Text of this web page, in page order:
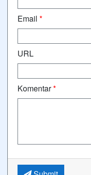
Email *
URL
Komentar*